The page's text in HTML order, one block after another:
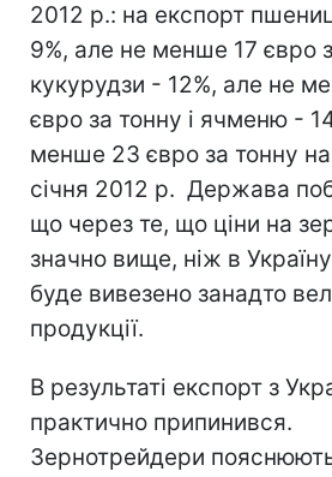
2012 р.: на експорт
9%, але не менше 17 євро
кукурудзи - 12%, але не
євро за тонну і ячменю -
менше 23 євро за тонну на
січня 2012 р. Держава
що через те, що ціни на
значно вище, ніж в
буде вивезено занадто
продукції.
В результаті експорт з
практично припинився.
Зернотрейдери